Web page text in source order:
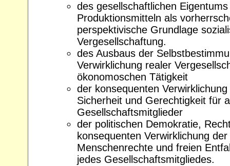
des gesellschaftlichen
Produktionsmitteln als
perspektivische Grundlage
Vergesellschaftung.
des Ausbaus der
Verwirklichung realer
ökonomoschen Tätigkeit
der konsequenten
Sicherheit und Gerechtigkeit für
Gesellschaftsmitglieder
der politischen Demokratie,
konsequenten Verwirklichung
Menschenrechte und freien
jedes Gesellschaftsmitgliedes.